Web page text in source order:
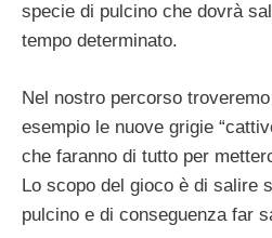
specie di pulcino che dovrà
tempo determinato.
Nel nostro percorso
esempio le nuove grigie
che faranno di tutto per
Lo scopo del gioco è di salire
pulcino e di conseguenza far